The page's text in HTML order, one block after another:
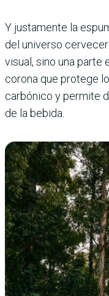
Y justamente la
del universo
visual, sino una parte
corona que protege
carbónico y permite
de la bebida.